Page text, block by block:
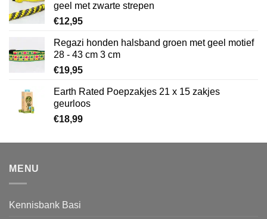
geel met zwarte strepen
€12,95
Regazi honden halsband groen met geel motief
28 - 43 cm 3 cm
€19,95
Earth Rated Poepzakjes 21 x 15 zakjes
geurloos
€18,99
MENU
Kennisbank Basi